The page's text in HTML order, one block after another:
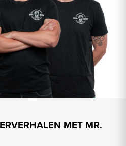
MET MR.